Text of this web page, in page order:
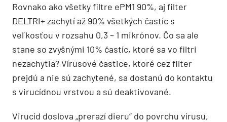
Rovnako ako všetky filtre ePM1 90%, aj filter
DELTRI+ zachytí až 90% všetkých častíc s
veľkosťou v rozsahu 0,3 – 1 mikrónov. Čo sa ale
stane so zvyšnými 10% častíc, ktoré sa vo filtri
nezachytia? Vírusové častice, ktoré cez filter
prejdú a nie sú zachytené, sa dostanú do kontaktu
s virucídnou vrstvou a sú deaktivované.
Virucíd doslova „prerazí dieru“ do povrchu vírusu,